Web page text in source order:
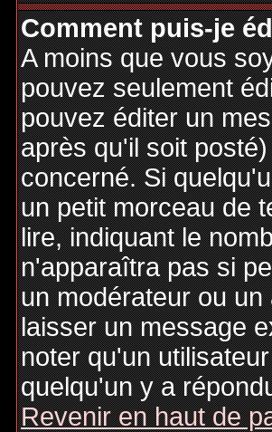
Comment puis-je
A moins que vous
pouvez seulement
pouvez éditer un
après qu'il soit
concerné. Si
un petit morceau de
lire, indiquant le
n'apparaîtra pas si
un modérateur ou
laisser un message
noter qu'un
quelqu'un y a
Revenir en haut de